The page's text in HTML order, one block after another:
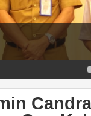
pada ajang ICOLESS